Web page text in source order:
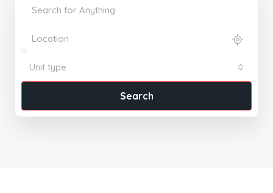
Unit type
Search